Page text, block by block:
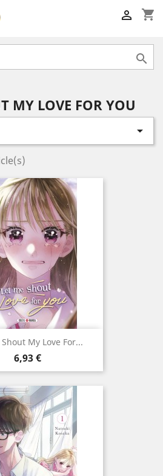
shopping_cart


MY LOVE FOR YOU

My Love For...
Prix
6,93 €